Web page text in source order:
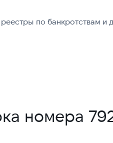
по банкротствам и
номера